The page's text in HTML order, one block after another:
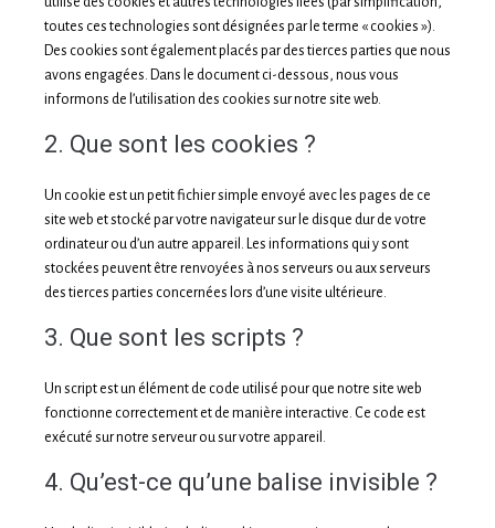
toutes ces technologies sont désignées par le terme « cookies »).
Des cookies sont également placés par des tierces parties que nous
avons engagées. Dans le document ci-dessous, nous vous
informons de l’utilisation des cookies sur notre site web.
2. Que sont les cookies ?
Un cookie est un petit fichier simple envoyé avec les pages de ce
site web et stocké par votre navigateur sur le disque dur de votre
ordinateur ou d’un autre appareil. Les informations qui y sont
stockées peuvent être renvoyées à nos serveurs ou aux serveurs
des tierces parties concernées lors d’une visite ultérieure.
3. Que sont les scripts ?
Un script est un élément de code utilisé pour que notre site web
fonctionne correctement et de manière interactive. Ce code est
exécuté sur notre serveur ou sur votre appareil.
4. Qu’est-ce qu’une balise invisible ?